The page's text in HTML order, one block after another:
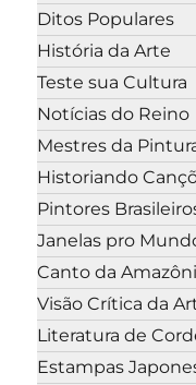
Ditos Populares
História da Arte
Teste sua Cultura
Notícias do Reino
Mestres da
Historiando
Pintores
Janelas pro
Canto da
Visão Crítica da
Literatura de
Estampas